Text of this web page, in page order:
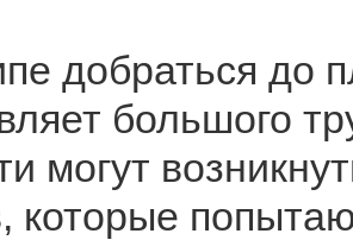
добраться до
большого
могут
которые